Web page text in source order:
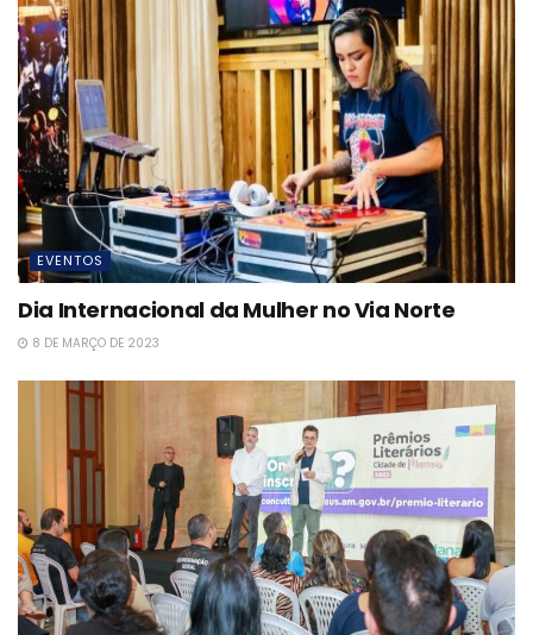
EVENTOS
Dia Internacional da Mulher no Via Norte
8 DE MARÇO DE 2023